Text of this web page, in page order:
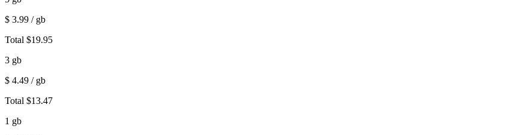
$ 3.99 / gb
Total $19.95
3 gb
$ 4.49 / gb
Total $13.47
1 gb